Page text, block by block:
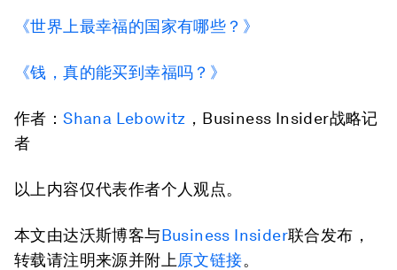
《世界上最幸福的国家有哪些？》
《钱，真的能买到幸福吗？》
作者：Shana Lebowitz ，Business Insider战略记
者
以上内容仅代表作者个人观点。
本文由达沃斯博客与Business Insider联合发布，
转载请注明来源并附上原文链接。